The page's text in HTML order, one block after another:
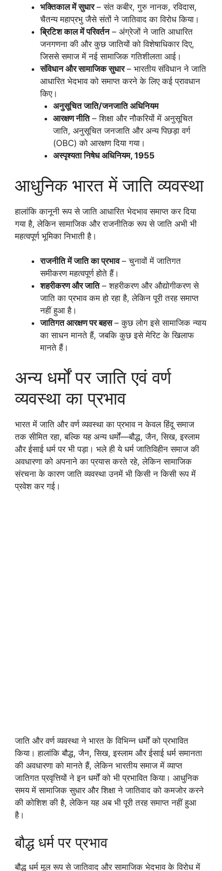
भक्तिकाल में सुधार– संत कबीर, गुरु नानक, रविदास,
चैतन्य महाप्रभु जैसे संतों ने जातिवाद का विरोध किया।
ब्रिटिश काल में परिवर्तन– अंग्रेजों ने जाति आधारित
जनगणना की और कुछ जातियों को विशेषाधिकार दिए,
जिससे समाज में नई सामाजिक गतिशीलता आई।
संविधान और सामाजिक सुधार– भारतीय संविधान ने जाति
आधारित भेदभाव को समाप्त करने के लिए कई प्रावधान
किए।
अनुसूचित जाति/जनजाति अधिनियम
आरक्षण नीति– शिक्षा और नौकरियों में अनुसूचित
जाति, अनुसूचित जनजाति और अन्य पिछड़ा वर्ग
(OBC) को आरक्षण दिया गया।
अस्पृश्यता निषेध अधिनियम, 1955
आधुनिक भारत में जाति व्यवस्था
हालांकि कानूनी रूप से जाति आधारित भेदभाव समाप्त कर दिया
गया है, लेकिन सामाजिक और राजनीतिक रूप से जाति अभी भी
महत्वपूर्ण भूमिका निभाती है।
राजनीति में जाति का प्रभाव– चुनावों में जातिगत
समीकरण महत्वपूर्ण होते हैं।
शहरीकरण और जाति– शहरीकरण और औद्योगीकरण से
जाति का प्रभाव कम हो रहा है, लेकिन पूरी तरह समाप्त
नहीं हुआ है।
जातिगत आरक्षण पर बहस– कुछ लोग इसे सामाजिक न्याय
का साधन मानते हैं, जबकि कुछ इसे मेरिट के खिलाफ
मानते हैं।
अन्य धर्मों पर जाति एवं वर्ण
व्यवस्था का प्रभाव
भारत में जाति और वर्ण व्यवस्था का प्रभाव न केवल हिंदू समाज
तक सीमित रहा, बल्कि यह अन्य धर्मों—बौद्ध, जैन, सिख, इस्लाम
और ईसाई धर्म पर भी पड़ा। भले ही ये धर्म जातिविहीन समाज की
अवधारणा को अपनाने का प्रयास करते रहे, लेकिन सामाजिक
संरचना के कारण जाति व्यवस्था उनमें भी किसी न किसी रूप में
प्रवेश कर गई।
जाति और वर्ण व्यवस्था ने भारत के विभिन्न धर्मों को प्रभावित
किया। हालांकि बौद्ध, जैन, सिख, इस्लाम और ईसाई धर्म समानता
की अवधारणा को मानते हैं, लेकिन भारतीय समाज में व्याप्त
जातिगत प्रवृत्तियों ने इन धर्मों को भी प्रभावित किया। आधुनिक
समय में सामाजिक सुधार और शिक्षा ने जातिवाद को कमजोर करने
की कोशिश की है, लेकिन यह अब भी पूरी तरह समाप्त नहीं हुआ
है।
बौद्ध धर्म पर प्रभाव
बौद्ध धर्म मूल रूप से जातिवाद और सामाजिक भेदभाव के विरोध में